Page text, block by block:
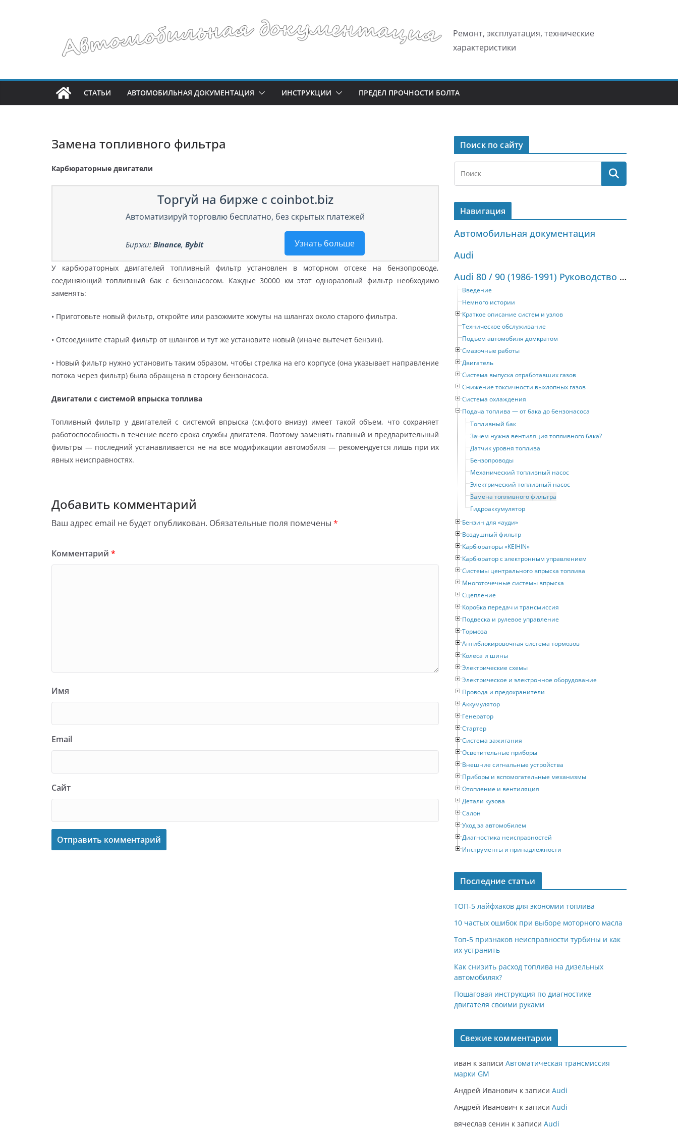
Ремонт, эксплуатация, технические
характеристики
СТАТЬИ АВТОМОБИЛЬНАЯ ДОКУМЕНТАЦИЯ ИНСТРУКЦИИ ПРЕДЕЛ ПРОЧНОСТИ БОЛТА
Замена топливного фильтра
Карбюраторные двигатели
Торгуй на бирже с coinbot.biz
Автоматизируй торговлю бесплатно, без скрытых платежей
Узнать больше
Биржи: Binance, Bybit
У карбюраторных двигателей топливный фильтр установлен в моторном отсеке на бензопроводе,
соединяющий топливный бак с бензонасосом. Каждые 30000 км этот одноразовый фильтр необходимо
заменять:
• Приготовьте новый фильтр, откройте или разожмите хомуты на шлангах около старого фильтра.
• Отсоедините старый фильтр от шлангов и тут же установите новый (иначе вытечет бензин).
• Новый фильтр нужно установить таким образом, чтобы стрелка на его корпусе (она указывает направление
потока через фильтр) была обращена в сторону бензонасоса.
Двигатели с системой впрыска топлива
Топливный фильтр у двигателей с системой впрыска (см.фото внизу) имеет такой объем, что сохраняет
работоспособность в течение всего срока службы двигателя. Поэтому заменять главный и предварительный
фильтры — последний устанавливается не на все модификации автомобиля — рекомендуется лишь при их
явных неисправностях.
Добавить комментарий
Ваш адрес email не будет опубликован. Обязательные поля помечены *
Комментарий *
Имя
Email
Сайт
Поиск по сайту
Навигация
Автомобильная документация
Audi
Audi 80 / 90 (1986-1991) Руководство по ремонту и техническому обслуживанию
Введение
Немного истории
Краткое описание систем и узлов
Техническое обслуживание
Подъем автомобиля домкратом
Смазочные работы
Двигатель
Система выпуска отработавших газов
Снижение токсичности выхлопных газов
Система охлаждения
Подача топлива — от бака до бензонасоса
Топливный бак
Зачем нужна вентиляция топливного бака?
Датчик уровня топлива
Бензопроводы
Механический топливный насос
Электрический топливный насос
Замена топливного фильтра
Гидроаккумулятор
Бензин для «ауди»
Воздушный фильтр
Карбюраторы «KEIHIN»
Карбюратор с электронным управлением
Системы центрального впрыска топлива
Многоточечные системы впрыска
Сцепление
Коробка передач и трансмиссия
Подвеска и рулевое управление
Тормоза
Антиблокировочная система тормозов
Колеса и шины
Электрические схемы
Электрическое и электронное оборудование
Провода и предохранители
Аккумулятор
Генератор
Стартер
Система зажигания
Осветительные приборы
Внешние сигнальные устройства
Приборы и вспомогательные механизмы
Отопление и вентиляция
Детали кузова
Салон
Уход за автомобилем
Диагностика неисправностей
Инструменты и принадлежности
Последние статьи
ТОП-5 лайфхаков для экономии топлива
10 частых ошибок при выборе моторного масла
Топ-5 признаков неисправности турбины и как
их устранить
Как снизить расход топлива на дизельных
автомобилях?
Пошаговая инструкция по диагностике
двигателя своими руками
Свежие комментарии
иван к записи Автоматическая трансмиссия
марки GM
Андрей Иванович к записи Audi
Андрей Иванович к записи Audi
вячеслав сенин к записи Audi